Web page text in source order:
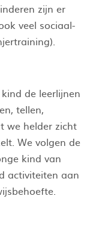
zijn er
veel sociaal-
de leerlijnen
tellen,
we helder zicht
We volgen de
kind van
activiteiten aan